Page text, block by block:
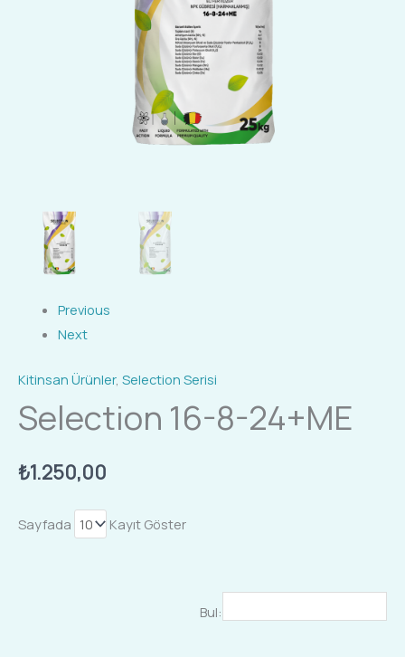
Previous
Next
Kitinsan Ürünler, Selection Serisi
Selection 16-8-24+ME
₺1.250,00
Sayfada Kayıt Göster
Bul: